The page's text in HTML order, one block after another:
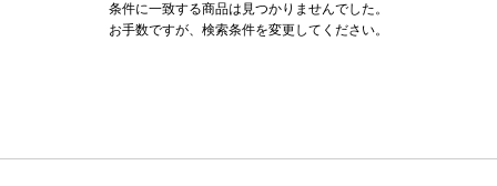
条件に一致する商品は見つかりませんでした。
お手数ですが、検索条件を変更してください。